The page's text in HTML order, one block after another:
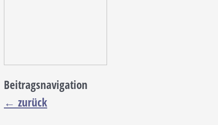
Beitragsnavigation
← zurück